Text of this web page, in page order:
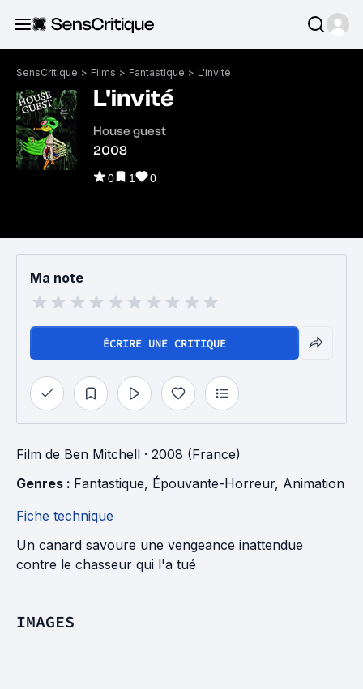
SensCritique > Films > Fantastique > L'invité
L'invité
House guest
2008
0 1 0
Ma note
ÉCRIRE UNE CRITIQUE
Film de Ben Mitchell · 2008 (France)
Genres : Fantastique, Épouvante-Horreur, Animation
Fiche technique
Un canard savoure une vengeance inattendue
contre le chasseur qui l'a tué
IMAGES